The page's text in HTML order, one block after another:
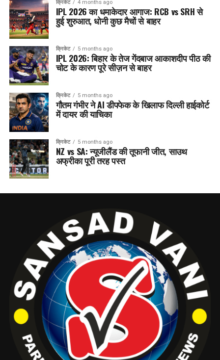
क्रिकेट 4 months ago
IPL 2026 का धमाकेदार आगाज: RCB vs SRH से
हुई शुरुआत, धोनी कुछ मैचों से बाहर
क्रिकेट 5 months ago
IPL 2026: बिहार के तेज गेंदबाज आकाशदीप पीठ की
चोट के कारण पूरे सीज़न से बाहर
क्रिकेट 5 months ago
गौतम गंभीर ने AI डीपफेक के खिलाफ दिल्ली हाईकोर्ट
में दायर की याचिका
क्रिकेट 5 months ago
NZ vs SA: न्यूजीलैंड की तूफानी जीत, साउथ
अफ्रीका पूरी तरह पस्त